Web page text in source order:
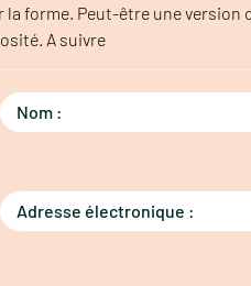
forme. Peut-être une
A suivre
Nom :
Adresse électronique :